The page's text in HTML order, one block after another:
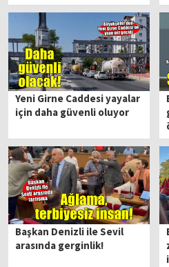
Yeni Girne Caddesi yayalar
için daha güvenli oluyor
Başkan Denizli ile Sevil
arasında gerginlik!